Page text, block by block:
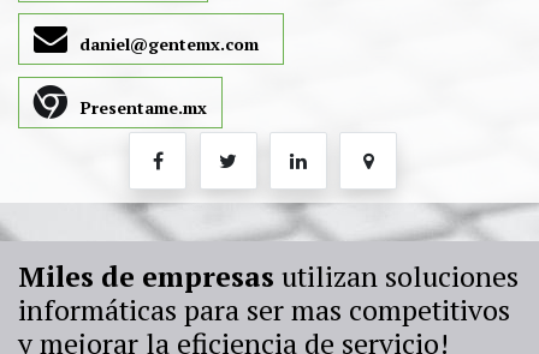
daniel@gentemx.com
Presentame.mx
Miles de empresas utilizan soluciones
informáticas para ser mas competitivos
y mejorar la eficiencia de servicio!